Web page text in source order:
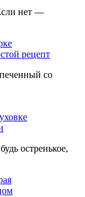
нет —
рецепт
со
остренькое,